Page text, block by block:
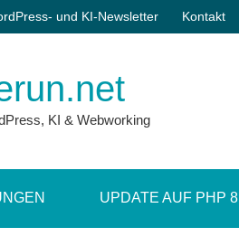
und KI-Newsletter Kontakt
KI & Webworking
UPDATE AUF PHP 8